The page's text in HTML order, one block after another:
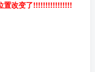
置改变了!!!!!!!!!!!!!!!!